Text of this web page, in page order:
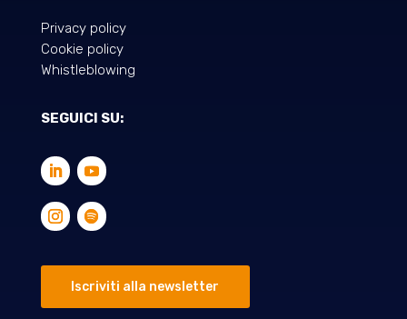
Privacy policy
Cookie policy
Whistleblowing
SEGUICI SU:
Iscriviti alla newsletter